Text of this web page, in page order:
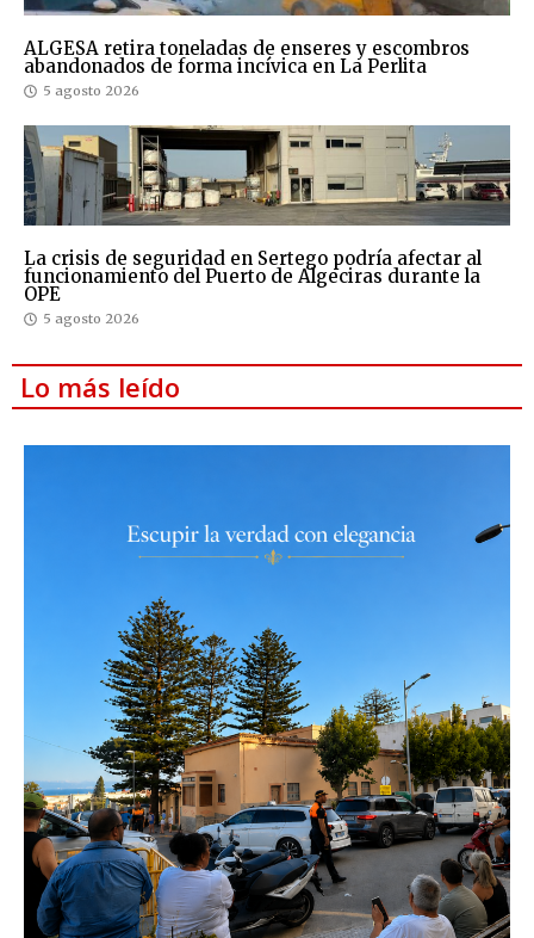
ALGESA retira toneladas de enseres y escombros
abandonados de forma incívica en La Perlita
5 agosto 2026
La crisis de seguridad en Sertego podría afectar al
funcionamiento del Puerto de Algeciras durante la
OPE
5 agosto 2026
Lo más leído